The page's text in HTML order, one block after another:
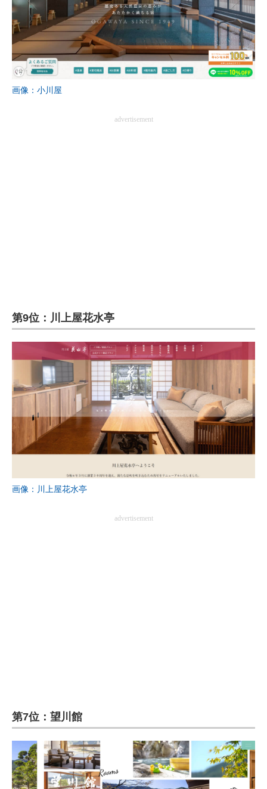
好きが集まる 比べて選べる
ビジネスと働き方のヒント
AI活用のいまが分かる
電子設計の基本と応用
建設×テクノロジーの最前線
ちょっと気になるネットの話題
画像：小川屋
advertisement
第9位：川上屋花水亭
画像：川上屋花水亭
advertisement
第7位：望川館